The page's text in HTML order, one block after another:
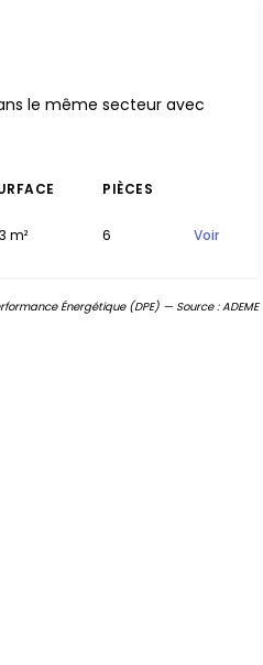
le même secteur avec
PIÈCES
m² 6 Voir
Énergétique (DPE) — Source : ADEME